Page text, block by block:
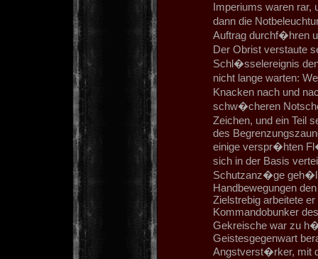
Imperiums waren
dann die
Auftrag durchf�hren
Der Obrist verstaute
Schl�sselereignis
nicht lange warten:
Knacken nach und
schw�cheren
Zeichen, und ein Teil
des
einige verspr�hten
sich in der Basis
Schutzanz�ge
Handbewegungen
Zielstrebig arbeitete
Kommandobunker
Gekreische war zu
Geistesgegenwart
Angstverst�rker, mit